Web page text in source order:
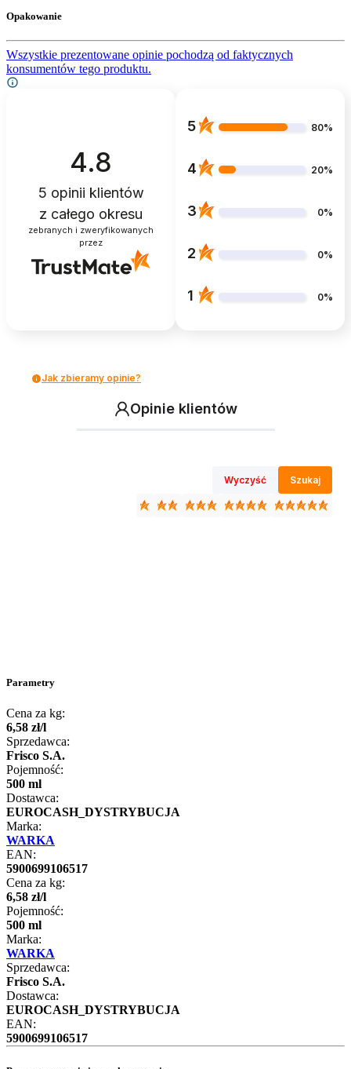
Opakowanie
Wszystkie prezentowane opinie pochodzą od faktycznych
konsumentów tego produktu.
4.8
5 opinii klientów
z całego okresu
zebranych i zweryfikowanych
przez
5 80%
4 20%
3 0%
2 0%
1 0%
Jak zbieramy opinie?
Opinie klientów
Wyczyść Szukaj
Parametry
Cena za kg:
6,58 zł/l
Sprzedawca:
Frisco S.A.
Pojemność:
500 ml
Dostawca:
EUROCASH_DYSTRYBUCJA
Marka:
WARKA
EAN:
5900699106517
Cena za kg:
6,58 zł/l
Pojemność:
500 ml
Marka:
WARKA
Sprzedawca:
Frisco S.A.
Dostawca:
EUROCASH_DYSTRYBUCJA
EAN:
5900699106517